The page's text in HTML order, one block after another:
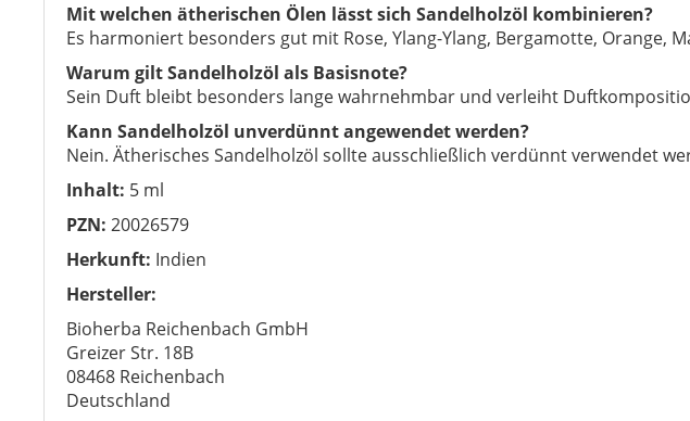
Mit welchen ätherischen Ölen lässt sich Sandelholzöl kombinieren?
Es harmoniert besonders gut mit Rose, Ylang-Ylang, Bergamotte, Orange,
Warum gilt Sandelholzöl als Basisnote?
Sein Duft bleibt besonders lange wahrnehmbar und verleiht
Kann Sandelholzöl unverdünnt angewendet werden?
Nein. Ätherisches Sandelholzöl sollte ausschließlich verdünnt verwendet
Inhalt: 5 ml
PZN: 20026579
Herkunft: Indien
Hersteller:
Bioherba Reichenbach GmbH
Greizer Str. 18B
08468 Reichenbach
Deutschland